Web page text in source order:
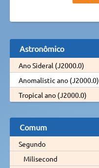
Astronômico
Ano Sideral (J2000.0)
Anomalistic ano (J2000.0)
Tropical ano (J2000.0)
Comum
Segundo
Milisecond